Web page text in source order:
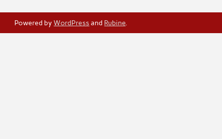
Powered byWordPressand Rubine